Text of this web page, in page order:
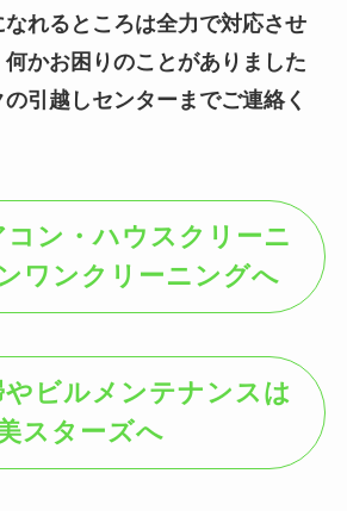
れるところは全力で対応させ
かお困りのことがありました
引越しセンターまでご連絡く
ン・ハウスクリーニ
ワンクリーニングへ
やビルメンテナンスは
スターズへ